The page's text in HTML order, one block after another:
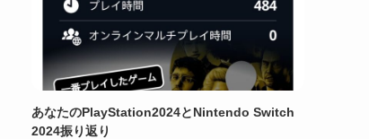
あなたのPlayStation2024とNintendo Switch
2024振り返り